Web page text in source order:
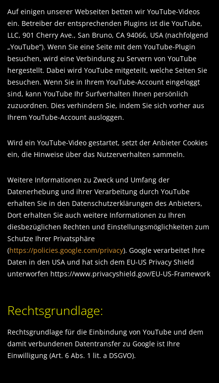
Auf einigen unserer Webseiten betten wir YouTube-Videos
ein. Betreiber der entsprechenden Plugins ist die YouTube,
LLC, 901 Cherry Ave., San Bruno, CA 94066, USA (nachfolgend
„YouTube“). Wenn Sie eine Seite mit dem YouTube-Plugin
besuchen, wird eine Verbindung zu Servern von YouTube
hergestellt. Dabei wird YouTube mitgeteilt, welche Seiten Sie
besuchen. Wenn Sie in Ihrem YouTube-Account eingeloggt
sind, kann YouTube Ihr Surfverhalten Ihnen persönlich
zuzuordnen. Dies verhindern Sie, indem Sie sich vorher aus
Ihrem YouTube-Account ausloggen.
Wird ein YouTube-Video gestartet, setzt der Anbieter Cookies
ein, die Hinweise über das Nutzerverhalten sammeln.
Weitere Informationen zu Zweck und Umfang der
Datenerhebung und ihrer Verarbeitung durch YouTube
erhalten Sie in den Datenschutzerklärungen des Anbieters,
Dort erhalten Sie auch weitere Informationen zu Ihren
diesbezüglichen Rechten und Einstellungsmöglichkeiten zum
Schutze Ihrer Privatsphäre
(https://policies.google.com/privacy). Google verarbeitet Ihre
Daten in den USA und hat sich dem EU-US Privacy Shield
unterworfen https://www.privacyshield.gov/EU-US-Framework
Rechtsgrundlage:
Rechtsgrundlage für die Einbindung von YouTube und dem
damit verbundenen Datentransfer zu Google ist Ihre
Einwilligung (Art. 6 Abs. 1 lit. a DSGVO).